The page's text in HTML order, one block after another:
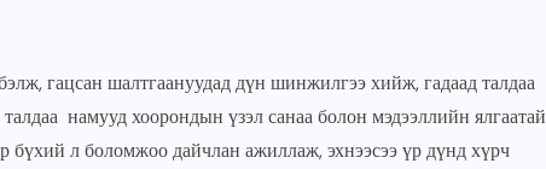
гацсан шалтгаануудад дүн шинжилгээ хийж, гадаад талдаа
намууд хоорондын үзэл санаа болон мэдээллийн ялгаатай
бүхий л боломжоо дайчлан ажиллаж, эхнээсээ үр дүнд хүрч